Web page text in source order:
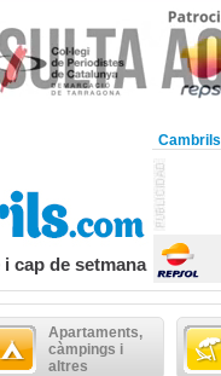
Cambrils
cap de setmana
Apartaments,
càmpings i
altres